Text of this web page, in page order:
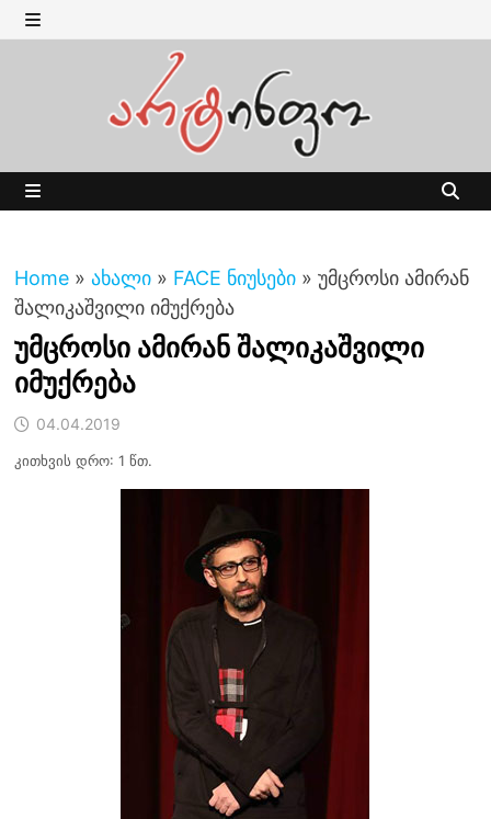
Skip
to MENU
Home » ახალი » FACE ნიუსები » უმცროსი ამირან
შალიკაშვილი იმუქრება
უმცროსი ამირან შალიკაშვილი
იმუქრება
04.04.2019
კითხვის დრო: 1 წთ.